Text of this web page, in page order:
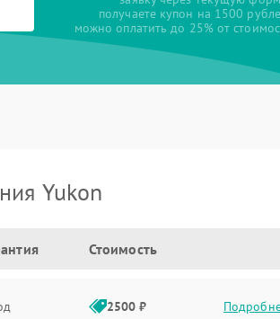
получаете купон на 1500
можно оплатить до 25% от
Yukon
Стоимость
2500 ₽